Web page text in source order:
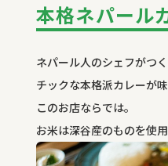
本格ネパール
ネパール人のシェフがつ
チックな本格派カレーが
このお店ならでは。
お米は深谷産のものを使